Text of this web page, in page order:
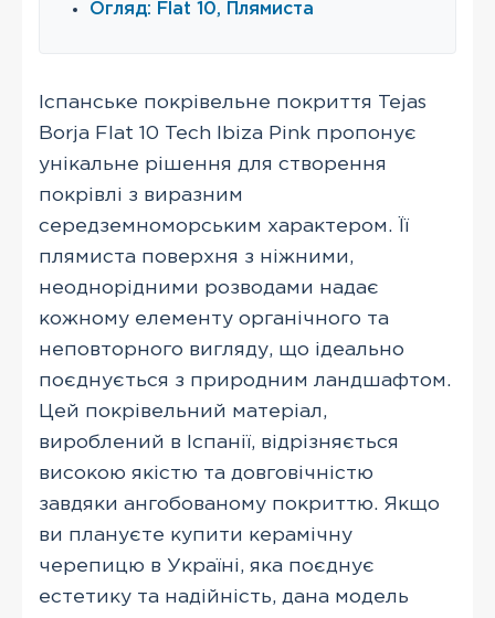
Огляд: Flat 10, Плямиста
Іспанське покрівельне покриття Tejas
Borja Flat 10 Tech Ibiza Pink пропонує
унікальне рішення для створення
покрівлі з виразним
середземноморським характером. Її
плямиста поверхня з ніжними,
неоднорідними розводами надає
кожному елементу органічного та
неповторного вигляду, що ідеально
поєднується з природним ландшафтом.
Цей покрівельний матеріал,
вироблений в Іспанії, відрізняється
високою якістю та довговічністю
завдяки ангобованому покриттю. Якщо
ви плануєте купити керамічну
черепицю в Україні, яка поєднує
естетику та надійність, дана модель